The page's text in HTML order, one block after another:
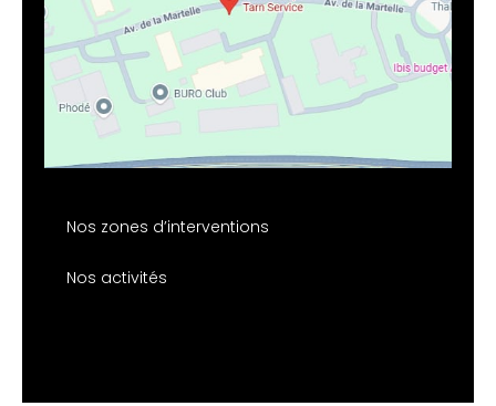
Nos zones d’interventions
Nos activités